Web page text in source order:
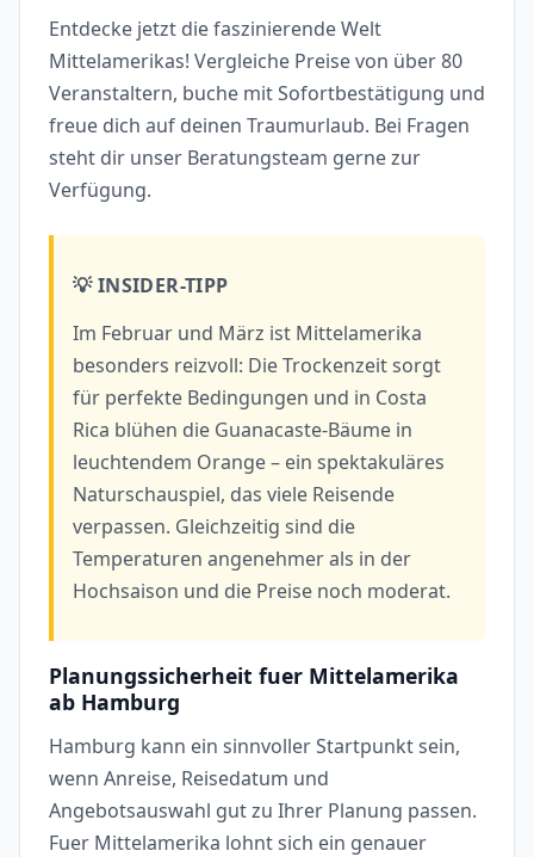
Entdecke jetzt die faszinierende Welt
Mittelamerikas! Vergleiche Preise von über 80
Veranstaltern, buche mit Sofortbestätigung und
freue dich auf deinen Traumurlaub. Bei Fragen
steht dir unser Beratungsteam gerne zur
Verfügung.
💡 INSIDER-TIPP
Im Februar und März ist Mittelamerika
besonders reizvoll: Die Trockenzeit sorgt
für perfekte Bedingungen und in Costa
Rica blühen die Guanacaste-Bäume in
leuchtendem Orange – ein spektakuläres
Naturschauspiel, das viele Reisende
verpassen. Gleichzeitig sind die
Temperaturen angenehmer als in der
Hochsaison und die Preise noch moderat.
Planungssicherheit fuer Mittelamerika
ab Hamburg
Hamburg kann ein sinnvoller Startpunkt sein,
wenn Anreise, Reisedatum und
Angebotsauswahl gut zu Ihrer Planung passen.
Fuer Mittelamerika lohnt sich ein genauer